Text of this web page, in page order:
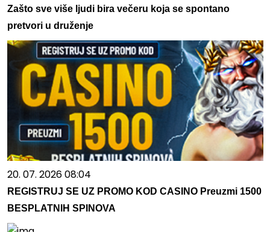
Zašto sve više ljudi bira večeru koja se spontano
pretvori u druženje
20. 07. 2026 08:04
REGISTRUJ SE UZ PROMO KOD CASINO Preuzmi 1500
BESPLATNIH SPINOVA